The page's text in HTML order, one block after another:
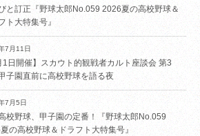
と訂正『野球太郎No.059 2026夏の高校野球＆
ト大特集号』
7月11日
1日開催】スカウト的観戦者カルト座談会 第3
子園直前に高校野球を語る夜
7月5日
校野球、甲子園の定番！『野球太郎No.059
の高校野球＆ドラフト大特集号』